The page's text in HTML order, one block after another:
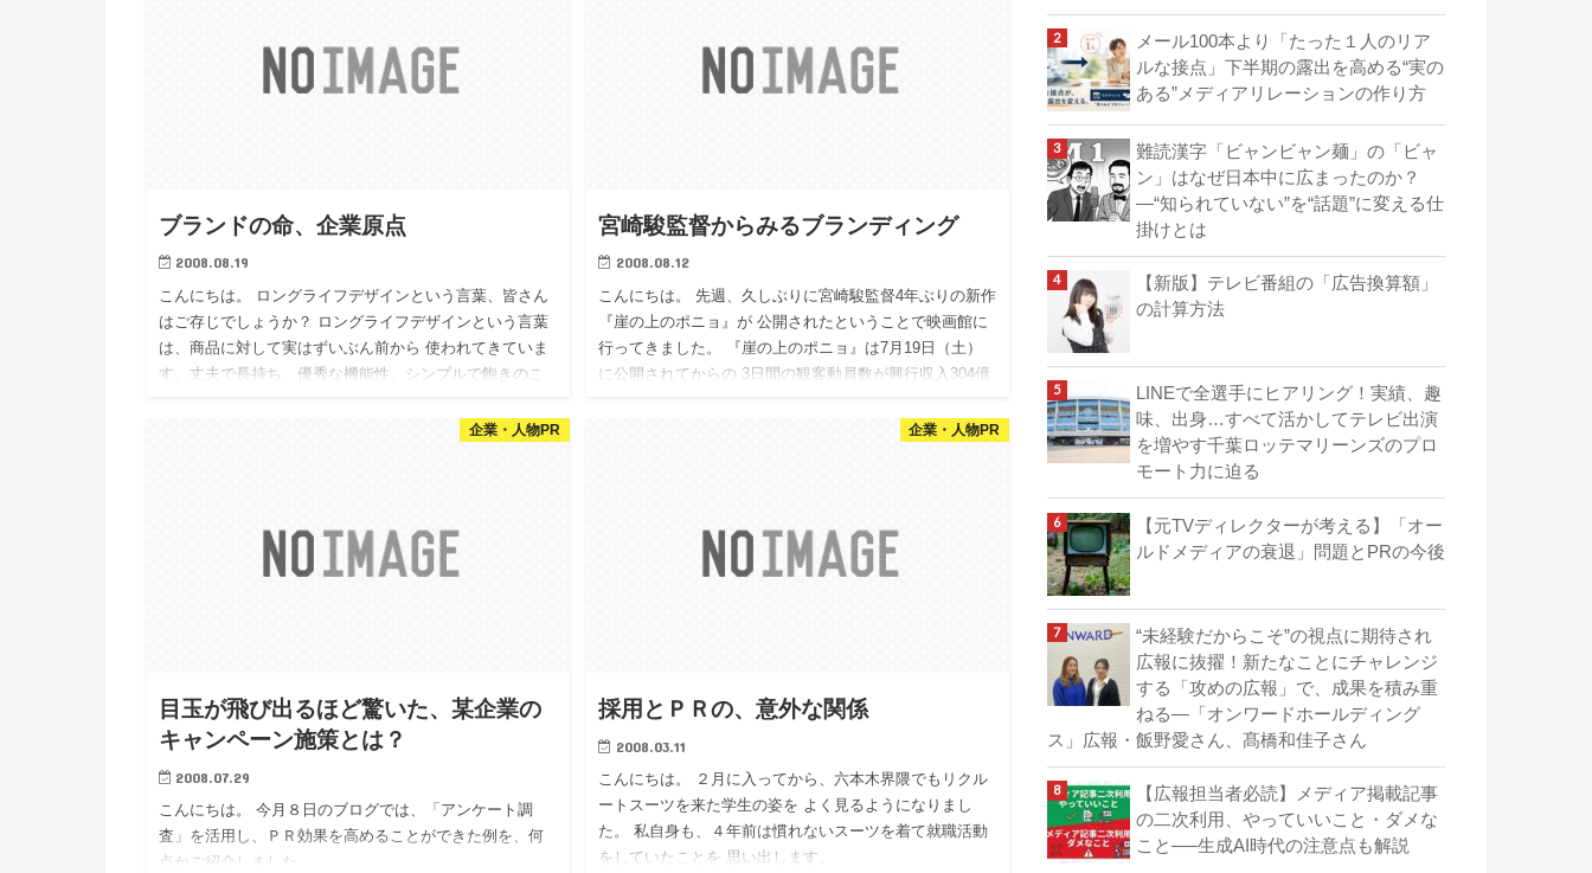
ブランドの命、企業原点
2008.08.19
こんにちは。 ロングライフデザインという言葉、皆さん
はご存じでしょうか？ ロングライフデザインという言葉
は、商品に対して実はずいぶん前から 使われてきていま
す。丈夫で長持ち、優秀な機能性、シンプルで飽きのこ
宮崎駿監督からみるブランディング
2008.08.12
こんにちは。 先週、久しぶりに宮崎駿監督4年ぶりの新作
『崖の上のポニョ』が 公開されたということで映画館に
行ってきました。 『崖の上のポニョ』は7月19日（土）
に公開されてからの 3日間の観客動員数が興行収入304億
企業・人物PR
目玉が飛び出るほど驚いた、某企業の
キャンペーン施策とは？
2008.07.29
こんにちは。 今月８日のブログでは、「アンケート調
査」を活用し、ＰＲ効果を高めることができた例を、何
点かご紹介しました。
企業・人物PR
採用とＰＲの、意外な関係
2008.03.11
こんにちは。 ２月に入ってから、六本木界隈でもリクル
ートスーツを来た学生の姿を よく見るようになりまし
た。 私自身も、４年前は慣れないスーツを着て就職活動
をしていたことを 思い出します。
メール100本より「たった１人のリア
ルな接点」下半期の露出を高める“実の
ある”メディアリレーションの作り方
難読漢字「ビャンビャン麺」の「ビャ
ン」はなぜ日本中に広まったのか？
―“知られていない”を“話題”に変える仕
掛けとは
【新版】テレビ番組の「広告換算額」
の計算方法
LINEで全選手にヒアリング！実績、趣
味、出身…すべて活かしてテレビ出演
を増やす千葉ロッテマリーンズのプロ
モート力に迫る
【元TVディレクターが考える】「オー
ルドメディアの衰退」問題とPRの今後
“未経験だからこそ”の視点に期待され
広報に抜擢！新たなことにチャレンジ
する「攻めの広報」で、成果を積み重
ねる―「オンワードホールディング
ス」広報・飯野愛さん、髙橋和佳子さん
【広報担当者必読】メディア掲載記事
の二次利用、やっていいこと・ダメな
こと──生成AI時代の注意点も解説